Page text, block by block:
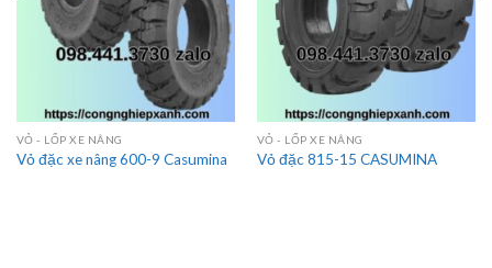
VỎ - LỐP XE NÂNG
Vỏ đặc xe nâng 600-9 Casumina
VỎ - LỐP XE NÂNG
Vỏ đặc 815-15 CASUMINA